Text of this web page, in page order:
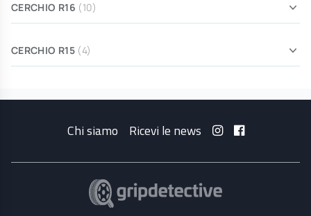
CERCHIO R16 (10)
CERCHIO R15 (4)
Chi siamo Ricevi le news